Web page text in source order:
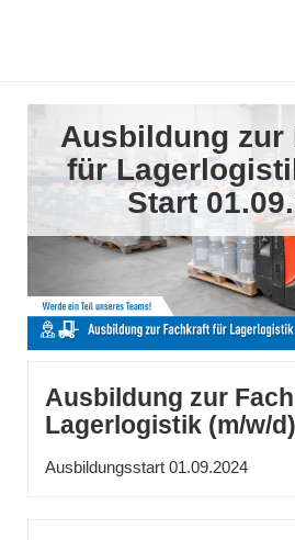
Ausbildung zur
für
Start
Ausbildung zur
Lagerlogistik (m/w/d)
Ausbildungsstart 01.09.2024